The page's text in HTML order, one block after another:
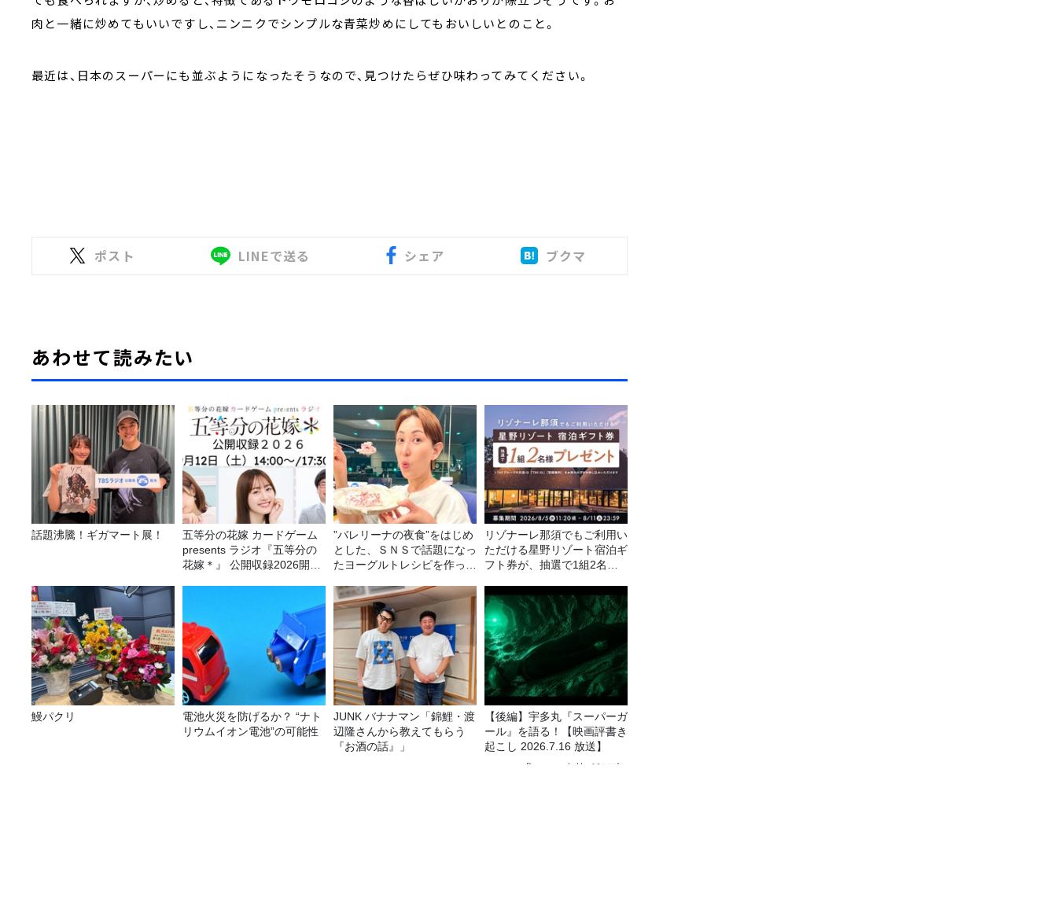
肉と一緒に炒めてもいいですし、ニンニクでシンプルな青菜炒めにしてもおいしいとのこと。
最近は、日本のスーパーにも並ぶようになったそうなので、見つけたらぜひ味わってみてください。
ポスト LINEで送る シェア ブクマ
あわせて読みたい
話題沸騰！ギガマート展！
五等分の花嫁 カードゲーム
presents ラジオ『五等分の
花嫁＊』 公開収録2026開催
”バレリーナの夜食”をはじめ
とした、ＳＮＳで話題になっ
たヨーグルトレシピを作って
リゾナーレ那須でもご利用い
ただける星野リゾート宿泊ギ
フト券が、抽選で1組2名様
鰻パクリ
電池火災を防げるか？ “ナト
リウムイオン電池”の可能性
JUNK バナナマン「錦鯉・渡
辺隆さんから教えてもらう
『お酒の話』」
【後編】宇多丸『スーパーガ
ール』を語る！【映画評書き
起こし 2026.7.16 放送】
Recommended by